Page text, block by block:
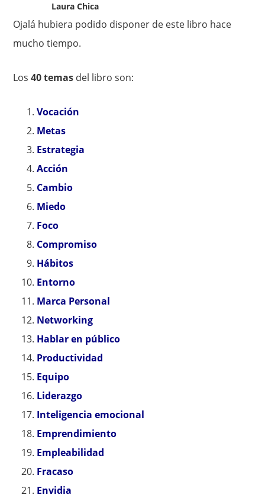
Laura Chica
Ojalá hubiera podido disponer de este libro hace
mucho tiempo.
Los40 temas del libro son:
Vocación
Metas
Estrategia
Acción
Cambio
Miedo
Foco
Compromiso
Hábitos
Entorno
Marca Personal
Networking
Hablar en público
Productividad
Equipo
Liderazgo
Inteligencia emocional
Emprendimiento
Empleabilidad
Fracaso
Envidia